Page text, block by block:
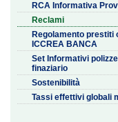
RCA Informativa
Reclami
Regolamento prestiti
ICCREA BANCA
Set Informativi
finaziario
Sostenibilità
Tassi effettivi globali